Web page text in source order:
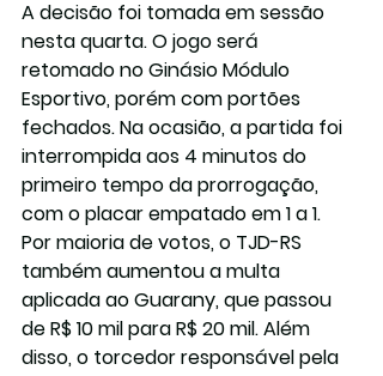
A decisão foi tomada em sessão
nesta quarta. O jogo será
retomado no Ginásio Módulo
Esportivo, porém com portões
fechados. Na ocasião, a partida foi
interrompida aos 4 minutos do
primeiro tempo da prorrogação,
com o placar empatado em 1 a 1.
Por maioria de votos, o TJD-RS
também aumentou a multa
aplicada ao Guarany, que passou
de R$ 10 mil para R$ 20 mil. Além
disso, o torcedor responsável pela